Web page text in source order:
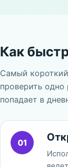
Как
Самый
проверить одно
попадает в
01